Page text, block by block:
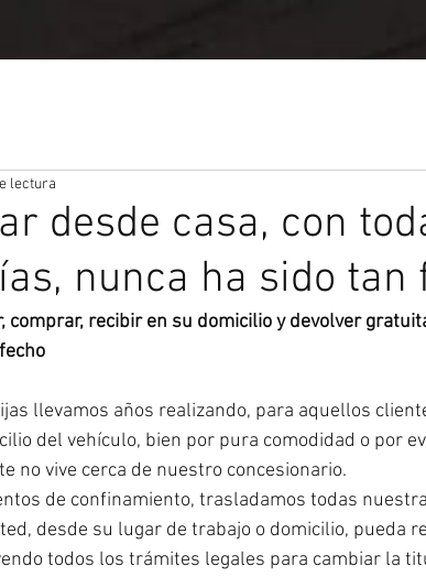
desde casa, con
nunca ha sido tan
lectura
comprar, recibir en su domicilio y devolver
llevamos años realizando, para aquellos
del vehículo, bien por pura comodidad o por
no vive cerca de nuestro concesionario.
de confinamiento, trasladamos todas
desde su lugar de trabajo o domicilio, pueda
todos los trámites legales para cambiar la